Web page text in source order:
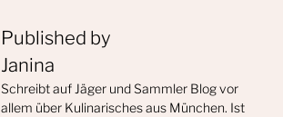
Published by
Janina
Schreibt auf Jäger und Sammler Blog vor
allem über Kulinarisches aus München. Ist